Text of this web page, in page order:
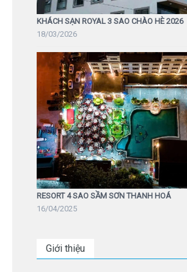
KHÁCH SẠN ROYAL 3 SAO CHÀO HÈ 2026
18/03/2026
RESORT 4 SAO SẦM SƠN THANH HOÁ
16/04/2025
Giới thiệu